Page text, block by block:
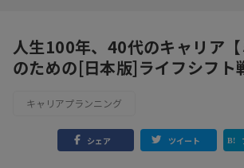
人生100年、40代のキャリア
のための[日本版]ライフシフト
キャリアプランニング
シェア ツイート